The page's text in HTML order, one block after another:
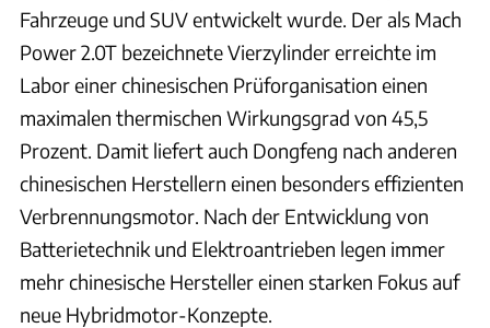
Fahrzeuge und SUV entwickelt wurde. Der als Mach
Power 2.0T bezeichnete Vierzylinder erreichte im
Labor einer chinesischen Prüforganisation einen
maximalen thermischen Wirkungsgrad von 45,5
Prozent. Damit liefert auch Dongfeng nach anderen
chinesischen Herstellern einen besonders effizienten
Verbrennungsmotor. Nach der Entwicklung von
Batterietechnik und Elektroantrieben legen immer
mehr chinesische Hersteller einen starken Fokus auf
neue Hybridmotor-Konzepte.